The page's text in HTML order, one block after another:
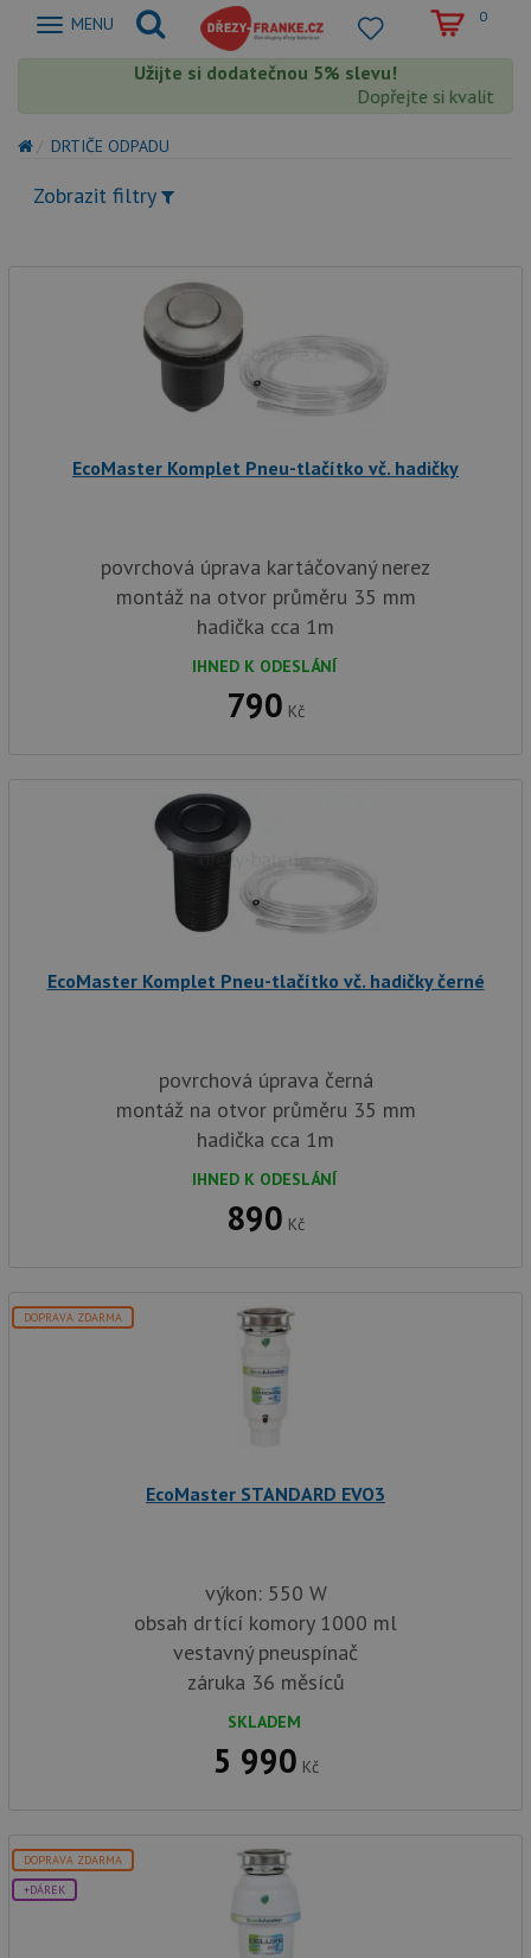
Zobrazit
MENU 0
Užijte si dodatečnou 5% slevu!
Dopřejte si kvalitu
DRTIČE ODPADU
Zobrazit filtry
EcoMaster Komplet Pneu-tlačítko vč. hadičky
povrchová úprava kartáčovaný nerez
montáž na otvor průměru 35 mm
hadička cca 1m
IHNED K ODESLÁNÍ
790 Kč
EcoMaster Komplet Pneu-tlačítko vč. hadičky černé
povrchová úprava černá
montáž na otvor průměru 35 mm
hadička cca 1m
IHNED K ODESLÁNÍ
890 Kč
DOPRAVA ZDARMA
EcoMaster STANDARD EVO3
výkon: 550 W
obsah drtící komory 1000 ml
vestavný pneuspínač
záruka 36 měsíců
SKLADEM
5 990 Kč
DOPRAVA ZDARMA
+DÁREK